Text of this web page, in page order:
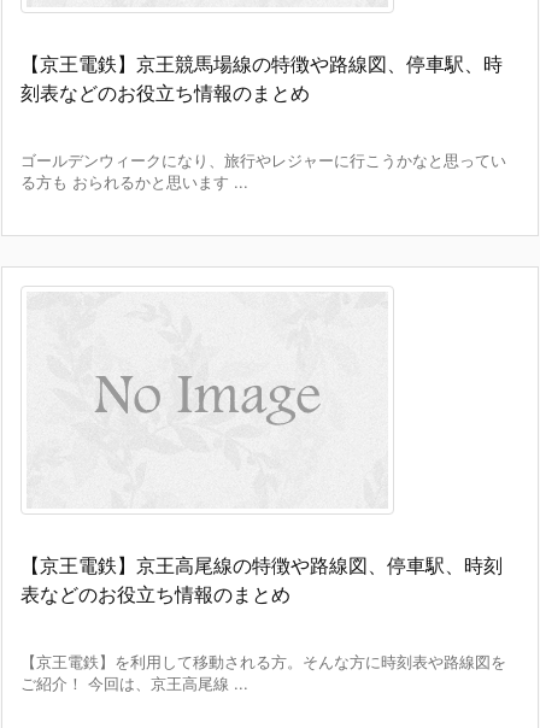
【京王電鉄】京王競馬場線の特徴や路線図、停車駅、時
刻表などのお役立ち情報のまとめ
ゴールデンウィークになり、旅行やレジャーに行こうかなと思ってい
る方も おられるかと思います ...
【京王電鉄】京王高尾線の特徴や路線図、停車駅、時刻
表などのお役立ち情報のまとめ
【京王電鉄】を利用して移動される方。そんな方に時刻表や路線図を
ご紹介！ 今回は、京王高尾線 ...